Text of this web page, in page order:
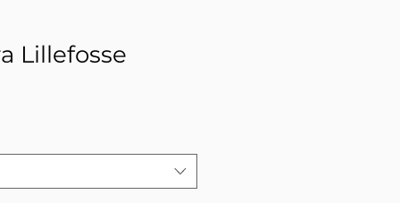
Lillefosse